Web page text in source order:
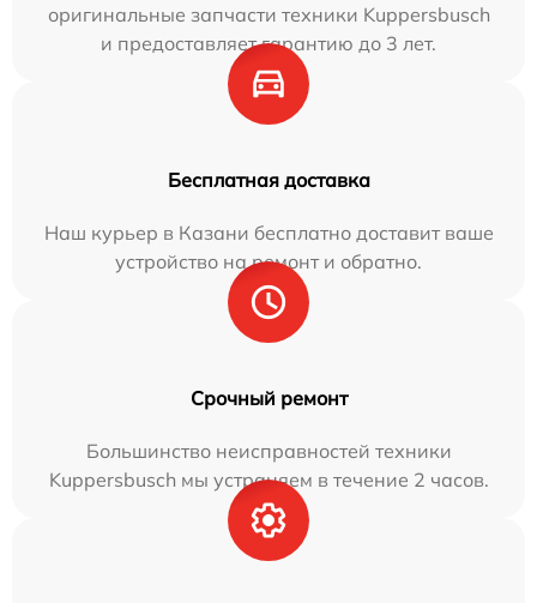
оригинальные запчасти техники Kuppersbusch
и предоставляет гарантию до 3 лет.
Бесплатная доставка
Наш курьер в Казани бесплатно доставит ваше
устройство на ремонт и обратно.
Срочный ремонт
Большинство неисправностей техники
Kuppersbusch мы устраняем в течение 2 часов.